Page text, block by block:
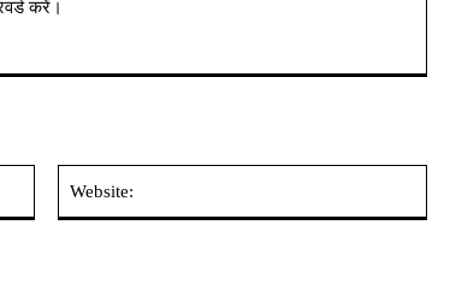
करें।